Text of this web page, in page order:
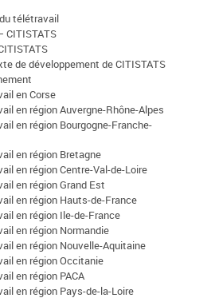
télétravail
CITISTATS
de développement de CITISTATS
en Corse
en région Auvergne-Rhône-Alpes
en région Bourgogne-Franche-
en région Bretagne
en région Centre-Val-de-Loire
en région Grand Est
en région Hauts-de-France
en région Ile-de-France
en région Normandie
en région Nouvelle-Aquitaine
en région Occitanie
en région PACA
en région Pays-de-la-Loire